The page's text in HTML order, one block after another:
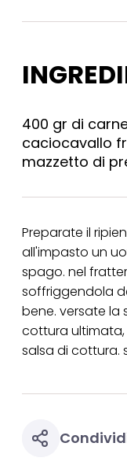
400 gr di
caciocavallo
mazzetto di
Preparate il
all'impasto un
spago. nel
soffriggendola
bene. versate
cottura
salsa di cottura.